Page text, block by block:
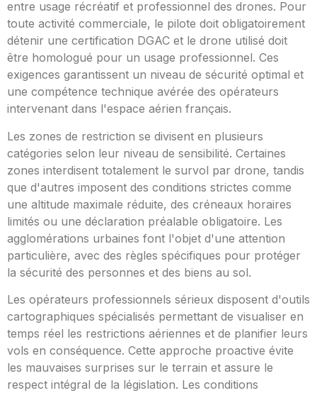
entre usage récréatif et professionnel des drones. Pour
toute activité commerciale, le pilote doit obligatoirement
détenir une certification DGAC et le drone utilisé doit
être homologué pour un usage professionnel. Ces
exigences garantissent un niveau de sécurité optimal et
une compétence technique avérée des opérateurs
intervenant dans l'espace aérien français.
Les zones de restriction se divisent en plusieurs
catégories selon leur niveau de sensibilité. Certaines
zones interdisent totalement le survol par drone, tandis
que d'autres imposent des conditions strictes comme
une altitude maximale réduite, des créneaux horaires
limités ou une déclaration préalable obligatoire. Les
agglomérations urbaines font l'objet d'une attention
particulière, avec des règles spécifiques pour protéger
la sécurité des personnes et des biens au sol.
Les opérateurs professionnels sérieux disposent d'outils
cartographiques spécialisés permettant de visualiser en
temps réel les restrictions aériennes et de planifier leurs
vols en conséquence. Cette approche proactive évite
les mauvaises surprises sur le terrain et assure le
respect intégral de la législation. Les conditions